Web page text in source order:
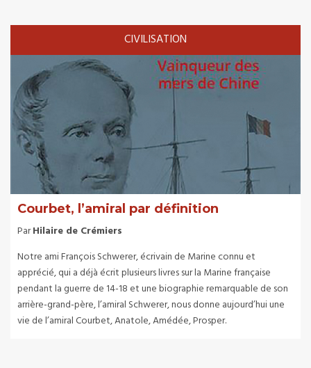
CIVILISATION
Courbet, l’amiral par définition
ParHilaire de Crémiers
Notre ami François Schwerer, écrivain de Marine connu et
apprécié, qui a déjà écrit plusieurs livres sur la Marine française
pendant la guerre de 14-18 et une biographie remarquable de son
arrière-grand-père, l’amiral Schwerer, nous donne aujourd’hui une
vie de l’amiral Courbet, Anatole, Amédée, Prosper.